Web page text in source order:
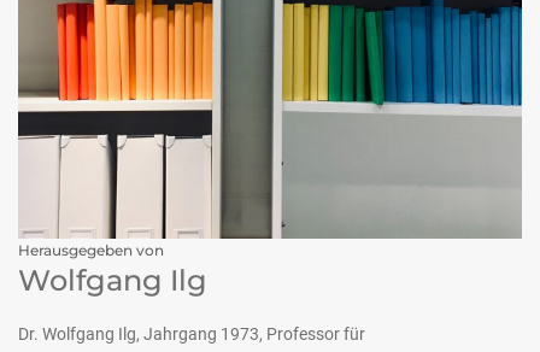
Herausgegeben von
Wolfgang Ilg
Dr. Wolfgang Ilg, Jahrgang 1973, Professor für